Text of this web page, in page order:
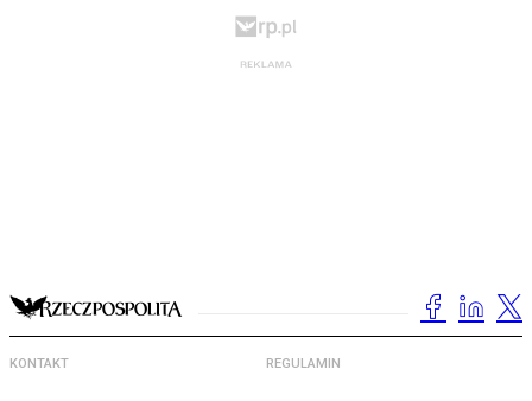
KONTAKT REGULAMIN